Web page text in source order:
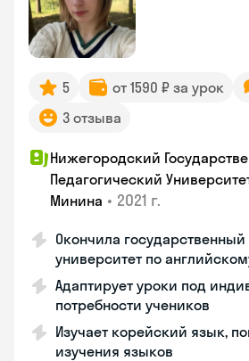
5 от 1590 ₽ за урок
3 отзыва
Нижегородский
Педагогический
Минина • 2021 г.
Окончила
университет по
Адаптирует уроки под
потребности учеников
Изучает корейский язык,
изучения языков